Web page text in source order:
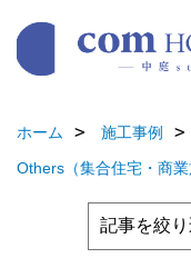
ホーム 施工事例
Others（集合住宅・商業